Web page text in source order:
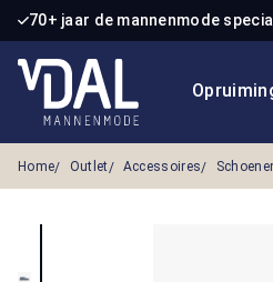
de hoofdinhoud
Ga naar de zoekopdracht
Ga naar de hoofdnavigatie
70+ jaar de mannenmode
Home Outlet Accessoires